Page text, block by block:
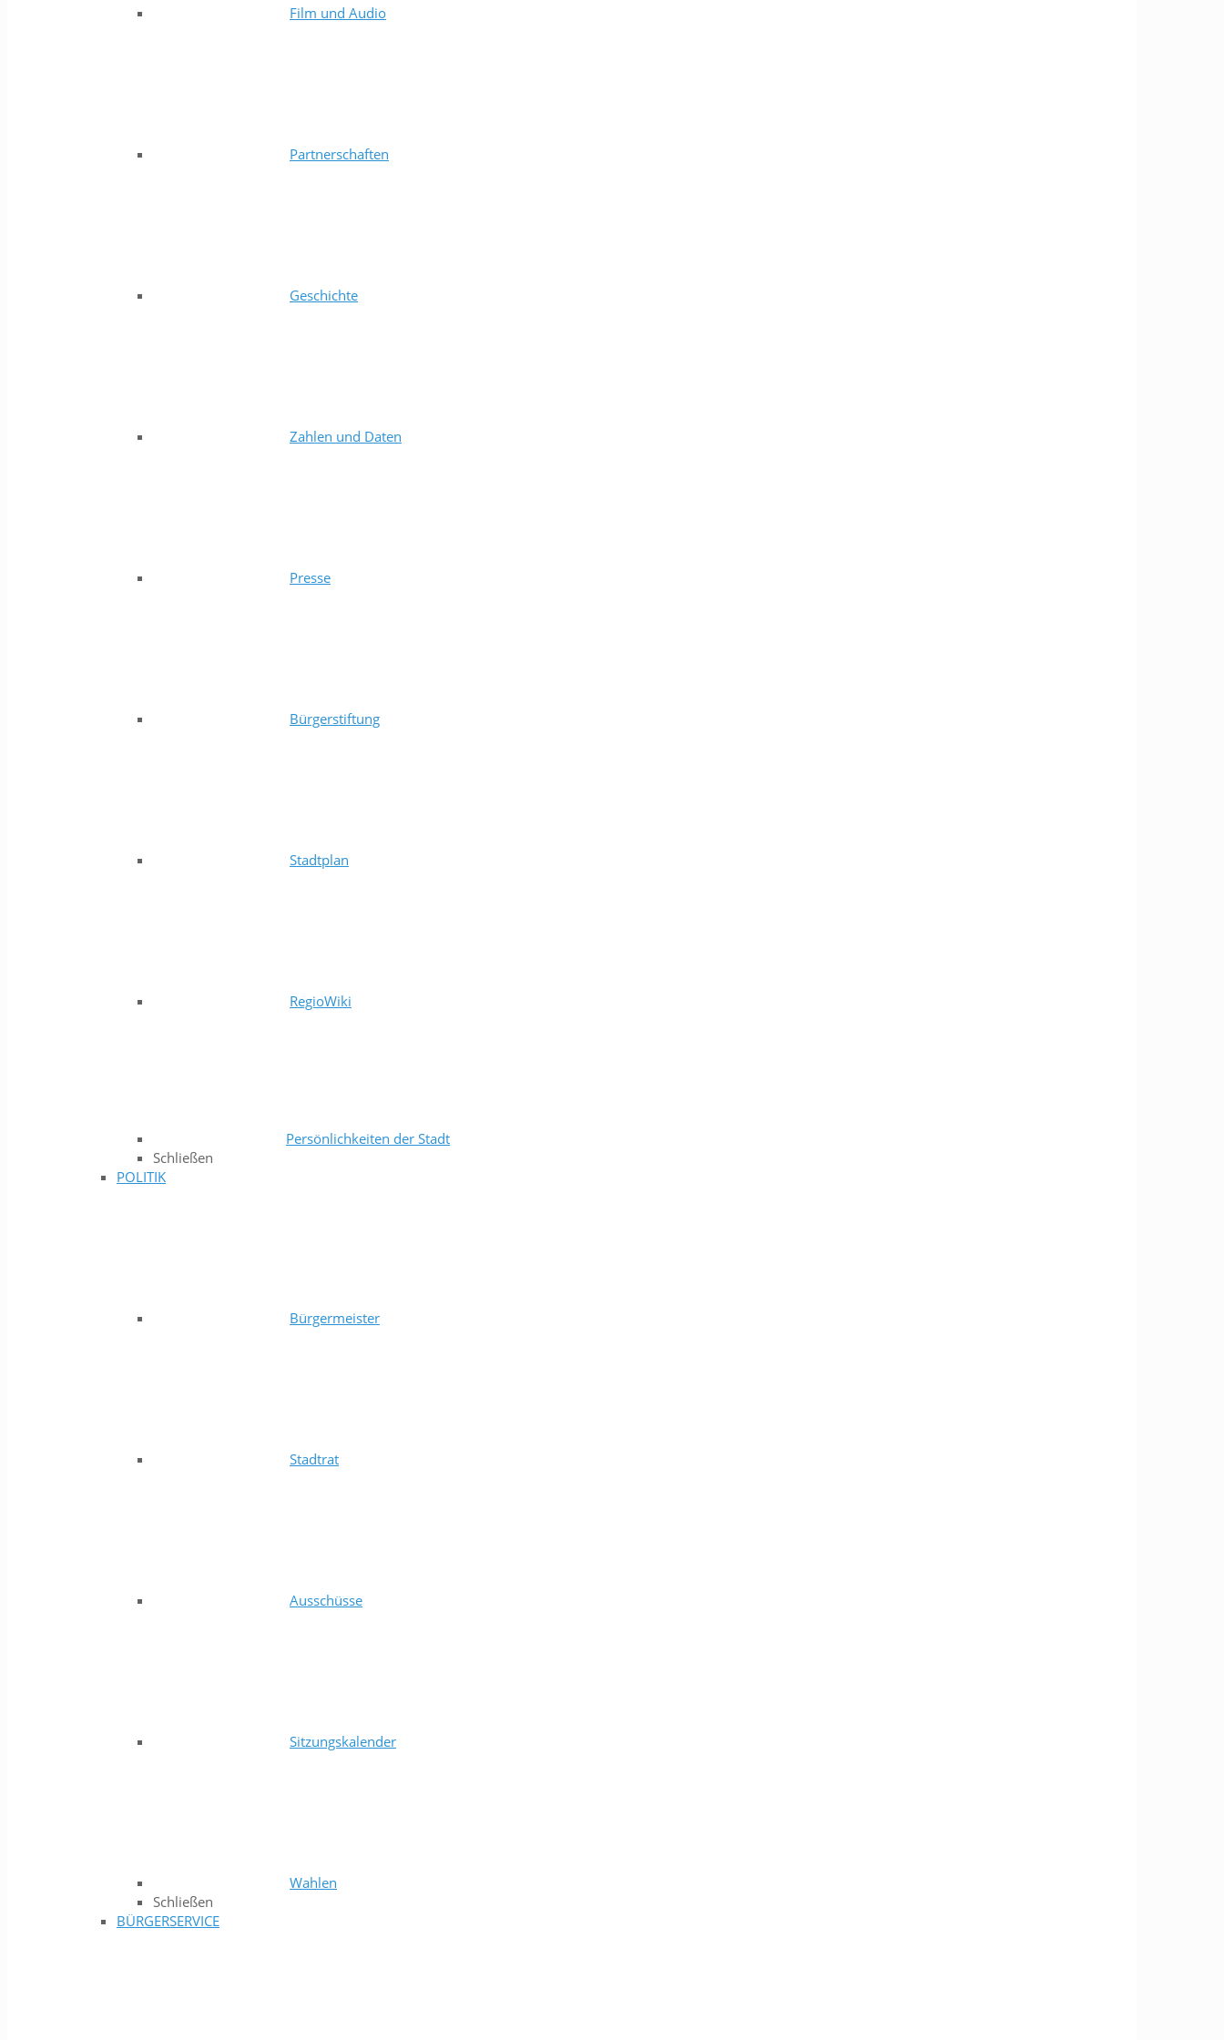
Film und Audio
Partnerschaften
Geschichte
Zahlen und Daten
Presse
Bürgerstiftung
Stadtplan
RegioWiki
Persönlichkeiten der Stadt
Schließen
POLITIK
Bürgermeister
Stadtrat
Ausschüsse
Sitzungskalender
Wahlen
Schließen
BÜRGERSERVICE